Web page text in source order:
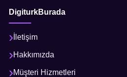
DigiturkBurada
İletişim
Hakkımızda
Müşteri Hizmetleri